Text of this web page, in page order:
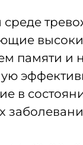
памяти и
в